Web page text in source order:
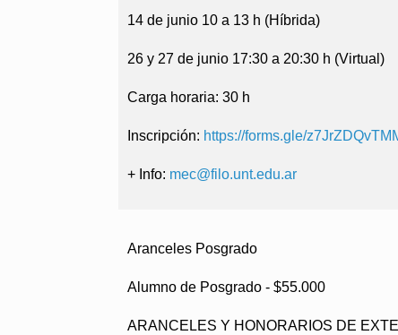
14 de junio 10 a 13 h (Híbrida)
26 y 27 de junio 17:30 a 20:30 h (Virtual)
Carga horaria: 30 h
Inscripción: https://forms.gle/
+ Info: mec@filo.unt.edu.ar
Aranceles Posgrado
Alumno de Posgrado - $55.000
ARANCELES Y HONORARIOS DE